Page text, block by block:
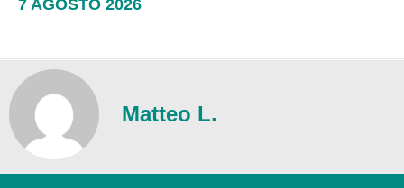
7 AGOSTO 2026
Matteo L.